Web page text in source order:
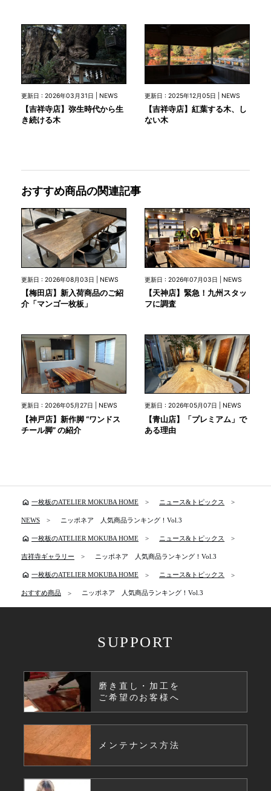
更新日 : 2026年03月31日 | NEWS
【吉祥寺店】弥生時代から生
き続ける木
更新日 : 2025年12月05日 | NEWS
【吉祥寺店】紅葉する木、し
ない木
おすすめ商品の関連記事
更新日 : 2026年08月03日 | NEWS
【梅田店】新入荷商品のご紹
介「マンゴ一枚板」
更新日 : 2026年07月03日 | NEWS
【天神店】緊急！九州スタッ
フに調査
更新日 : 2026年05月27日 | NEWS
【神戸店】新作脚 “ワンドス
チール脚” の紹介
更新日 : 2026年05月07日 | NEWS
【青山店】「プレミアム」で
ある理由
home 一枚板のATELIER MOKUBA HOME ニュース&トピックス
NEWS ニッポネア 人気商品ランキング！Vol.3
home 一枚板のATELIER MOKUBA HOME ニュース&トピックス
吉祥寺ギャラリー ニッポネア 人気商品ランキング！Vol.3
home 一枚板のATELIER MOKUBA HOME ニュース&トピックス
おすすめ商品 ニッポネア 人気商品ランキング！Vol.3
SUPPORT
磨き直し・加工を
ご希望のお客様へ
メンテナンス方法